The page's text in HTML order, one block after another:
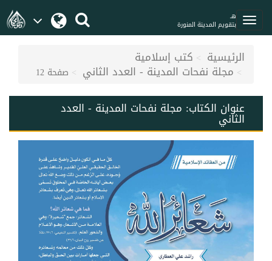
هـ
بتقويم المدينة المنورة
الرئيسية كتب إسلامية
مجلة نفحات المدينة - العدد الثاني صفحة 12
عنوان الكتاب: مجلة نفحات المدينة - العدد
الثاني